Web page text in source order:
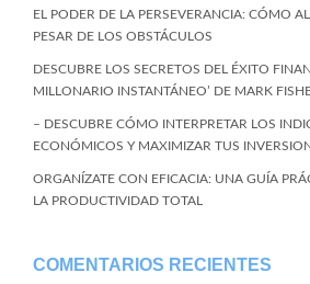
EL PODER DE LA PERSEVERANCIA: CÓMO
PESAR DE LOS OBSTÁCULOS
DESCUBRE LOS SECRETOS DEL ÉXITO
MILLONARIO INSTANTÁNEO’ DE MARK
– DESCUBRE CÓMO INTERPRETAR LOS
ECONÓMICOS Y MAXIMIZAR TUS
ORGANÍZATE CON EFICACIA: UNA GUÍA
LA PRODUCTIVIDAD TOTAL
COMENTARIOS RECIENTES